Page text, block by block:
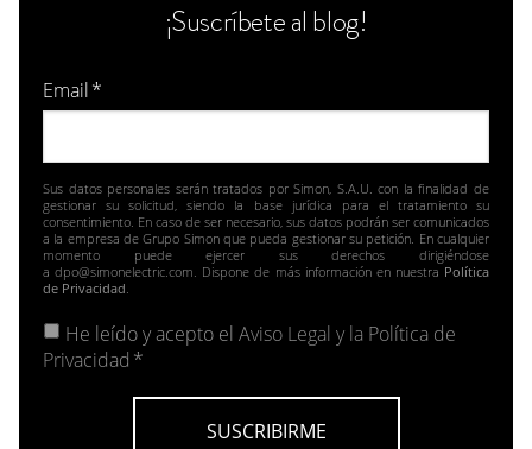
¡Suscríbete al blog!
Email*
Sus datos personales serán tratados por Simon, S.A.U. con la finalidad de
gestionar su solicitud, siendo la base jurídica para el tratamiento su
consentimiento. En caso de ser necesario, sus datos podrán ser comunicados
a la empresa de Grupo Simon que pueda gestionar su petición. En cualquier
momento puede ejercer sus derechos dirigiéndose
a dpo@simonelectric.com. Dispone de más información en nuestra Política
de Privacidad.
He leído y acepto el Aviso Legal y la Política de
Privacidad *